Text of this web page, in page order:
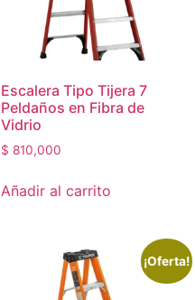
Escalera Tipo Tijera 7
Peldaños en Fibra de
Vidrio
$ 810,000
Añadir al carrito
¡Oferta!